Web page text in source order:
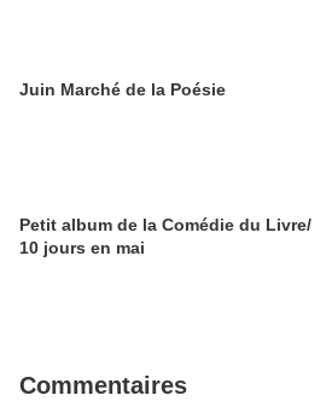
Juin Marché de la Poésie
Petit album de la Comédie du Livre/
10 jours en mai
Commentaires